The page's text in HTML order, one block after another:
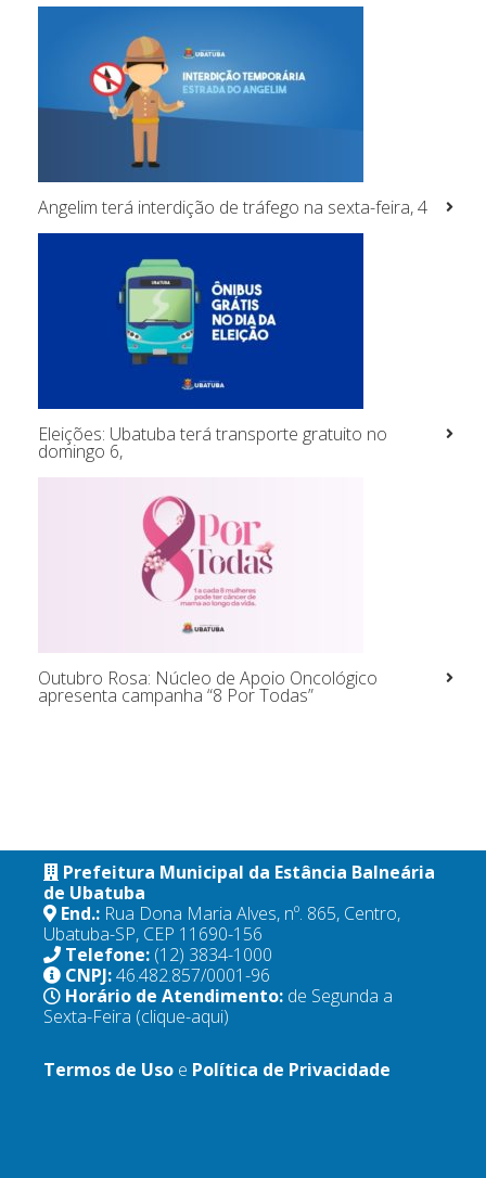
Angelim terá interdição de tráfego na sexta-feira, 4
Eleições: Ubatuba terá transporte gratuito no
domingo 6,
Outubro Rosa: Núcleo de Apoio Oncológico
apresenta campanha “8 Por Todas”
Prefeitura Municipal da Estância Balneária
de Ubatuba
End.: Rua Dona Maria Alves, nº. 865, Centro,
Ubatuba-SP, CEP 11690-156
Telefone: (12) 3834-1000
CNPJ:46.482.857/0001-96
Horário de Atendimento: de Segunda a
Sexta-Feira (clique-aqui)
Termos de Uso e Política de Privacidade